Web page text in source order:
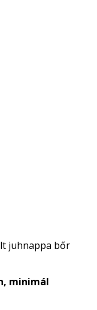
juhnappa bőr
minimál